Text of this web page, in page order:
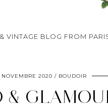
VINTAGE BLOG FROM
NOVEMBRE 2020 BOUDOIR
&